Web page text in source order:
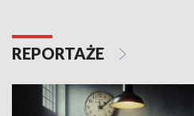
REPORTAŻE